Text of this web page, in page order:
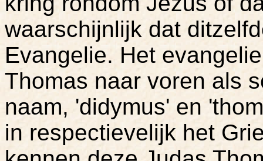
waarschijnlijk dat
Evangelie. Het
Thomas naar voren als
naam, 'didymus' en
in respectievelijk het